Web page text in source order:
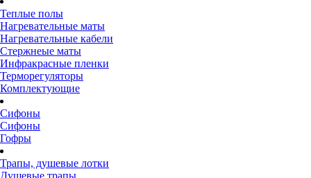
Теплые полы
Нагревательные маты
Нагревательные кабели
Стержнеые маты
Инфракрасные пленки
Терморегуляторы
Комплектующие
Сифоны
Сифоны
Гофры
Трапы, душевые лотки
Душевые трапы